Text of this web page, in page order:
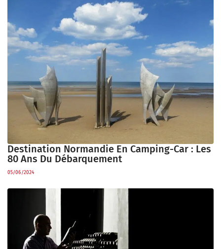
Destination Normandie En Camping-Car : Les
80 Ans Du Débarquement
05/06/2024